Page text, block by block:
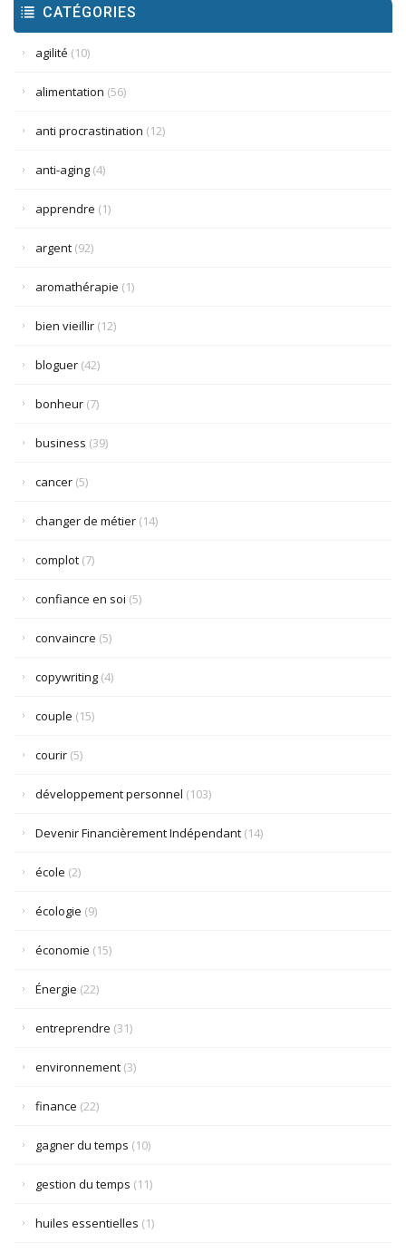
CATÉGORIES
agilité (10)
alimentation (56)
anti procrastination (12)
anti-aging (4)
apprendre (1)
argent (92)
aromathérapie (1)
bien vieillir (12)
bloguer (42)
bonheur (7)
business (39)
cancer (5)
changer de métier (14)
complot (7)
confiance en soi (5)
convaincre (5)
copywriting (4)
couple (15)
courir (5)
développement personnel (103)
Devenir Financièrement Indépendant (14)
école (2)
écologie (9)
économie (15)
Énergie (22)
entreprendre (31)
environnement (3)
finance (22)
gagner du temps (10)
gestion du temps (11)
huiles essentielles (1)